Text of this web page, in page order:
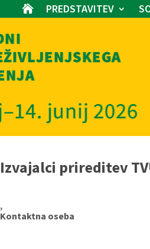
 PREDSTAVITEV
Izvajalci prireditev
,
Kontaktna oseba